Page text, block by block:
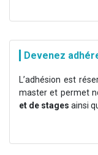
Devenez
L’adhésion est
master et permet
et de stages ainsi